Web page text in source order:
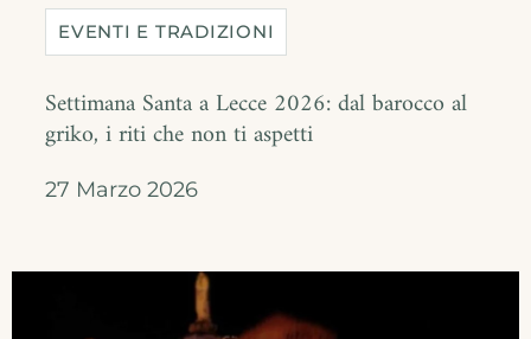
EVENTI E TRADIZIONI
Settimana Santa a Lecce 2026: dal barocco al
griko, i riti che non ti aspetti
27 Marzo 2026